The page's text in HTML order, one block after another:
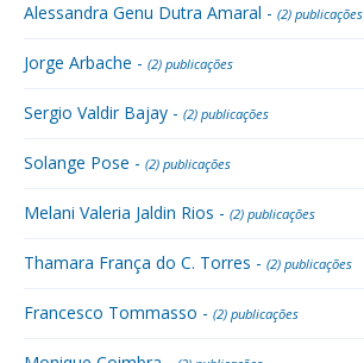
Alessandra Genu Dutra Amaral - (2) publicações
Jorge Arbache - (2) publicações
Sergio Valdir Bajay - (2) publicações
Solange Pose - (2) publicações
Melani Valeria Jaldin Rios - (2) publicações
Thamara França do C. Torres - (2) publicações
Francesco Tommasso - (2) publicações